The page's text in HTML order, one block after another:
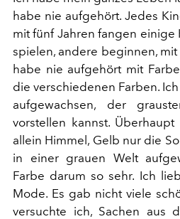
habe nie aufgehört. Jedes
mit fünf Jahren fangen einige
spielen, andere beginnen,
habe nie aufgehört mit
die verschiedenen Farben.
aufgewachsen, der
vorstellen kannst.
allein Himmel, Gelb nur die
in einer grauen Welt
Farbe darum so sehr. Ich
Mode. Es gab nicht viele
versuchte ich, Sachen aus